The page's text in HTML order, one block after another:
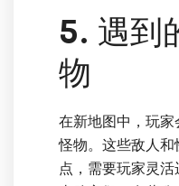
5. 遇到
物
在新地图中，玩
怪物。这些敌人
点，需要玩家灵